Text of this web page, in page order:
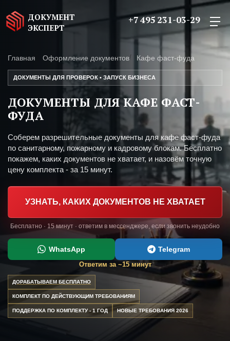
ДОКУМЕНТ
ЭКСПЕРТ
+7 495 231-03-29
Главная Оформление документов Кафе фаст-фуда
ДОКУМЕНТЫ ДЛЯ ПРОВЕРОК • ЗАПУСК БИЗНЕСА
ДОКУМЕНТЫ ДЛЯ КАФЕ ФАСТ-
ФУДА
Соберем разрешительные документы для кафе фаст-фуда
по санитарному, пожарному и кадровому блокам. Бесплатно
покажем, каких документов не хватает, и назовём точную
цену комплекта - за 15 минут.
УЗНАТЬ, КАКИХ ДОКУМЕНТОВ НЕ ХВАТАЕТ
Бесплатно · 15 минут · ответим в мессенджере, если звонить неудобно
WhatsApp Telegram
Ответим за ~15 минут
ДОРАБАТЫВАЕМ БЕСПЛАТНО
КОМПЛЕКТ ПО ДЕЙСТВУЮЩИМ ТРЕБОВАНИЯМ
ПОДДЕРЖКА ПО КОМПЛЕКТУ - 1 ГОД НОВЫЕ ТРЕБОВАНИЯ 2026